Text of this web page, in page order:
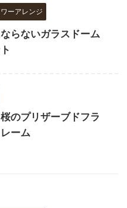
ーアレンジ
らないガラスドーム
のプリザーブドフラ
ーム